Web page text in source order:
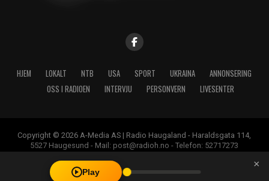
HJEM LOKALT NTB USA SPORT UKRAINA
ANNONSERING
OSS I RADIOEN
INTERVJU PERSONVERN LIVESENTER
Copyright © 2026 A-Media AS | Radio Haugaland - Haraldsgata 114,
5527 Haugesund - Mail: post@radioh.no - Telefon: 52717273
Play
×